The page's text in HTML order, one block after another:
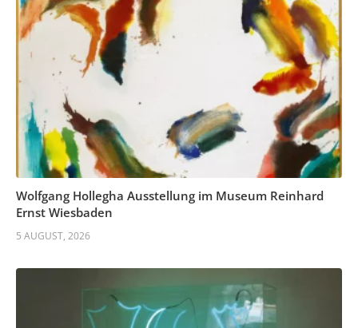
Wolfgang Hollegha Ausstellung im Museum Reinhard
Ernst Wiesbaden
5 AUGUST, 2026